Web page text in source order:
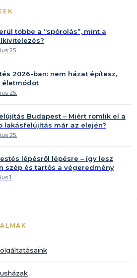
többe a “spórolás”, mint a
25.
2026-ban: nem házat építesz,
életmódot
25.
Budapest – Miért romlik el a
lakásfelújítás már az elején?
25.
lépésről lépésre – így lesz
szép és tartós a végeredmény
1.